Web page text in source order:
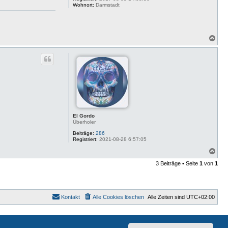
Wohnort: Darmstadt
a
El Gordo
Überholer
Beiträge: 286
Registriert: 2021-08-28 6:57:05
a
c
3 Beiträge • Seite 1 von 1
Alle Zeiten sind UTC+02:00
Alle Cookies löschen
Kontakt